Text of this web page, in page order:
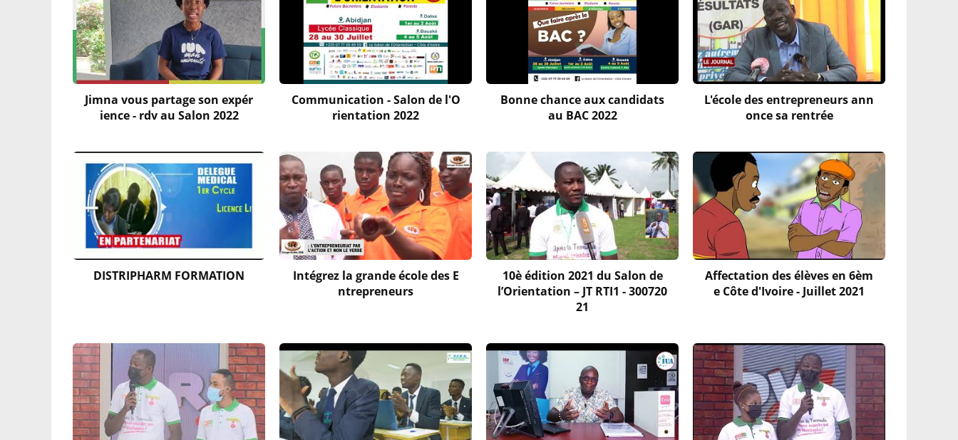
Jimna vous partage son expér
ience - rdv au Salon 2022
Communication - Salon de l'O
rientation 2022
Bonne chance aux candidats
au BAC 2022
L'école des entrepreneurs ann
once sa rentrée
DISTRIPHARM FORMATION
Intégrez la grande école des E
ntrepreneurs
10è édition 2021 du Salon de
l’Orientation – JT RTI1 - 300720
21
Affectation des élèves en 6èm
e Côte d'Ivoire - Juillet 2021